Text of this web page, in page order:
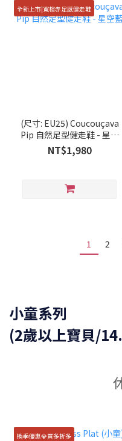
全新上市|寬楦赤足感健走鞋
(尺寸: EU25) Coucouçava
Pip 自然足型健走鞋 - 星空
藍
NT$1,980
1 2
小童系列
(2歲以上寶貝/
換季優惠💎買多折多